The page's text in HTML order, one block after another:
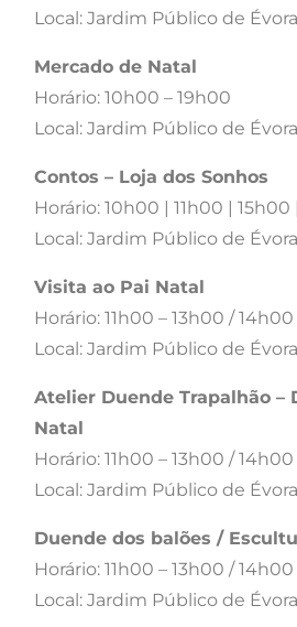
Local: Jardim Público de Évora
Mercado de Natal
Horário: 10h00 – 19h00
Local: Jardim Público de Évora
Contos – Loja dos Sonhos
Horário: 10h00 | 11h00 | 15h00
Local: Jardim Público de Évora
Visita ao Pai Natal
Horário: 11h00 – 13h00 /
Local: Jardim Público de Évora
Atelier Duende Trapalhão –
Natal
Horário: 11h00 – 13h00 /
Local: Jardim Público de Évora
Duende dos balões /
Horário: 11h00 – 13h00 /
Local: Jardim Público de Évora